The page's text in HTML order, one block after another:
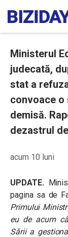
Ministerul
judecată,
stat a
convoace o
demisă.
dezastrul
acum 10 luni
UPDATE.
pagina sa de
Primului
eu de acum
Sării a